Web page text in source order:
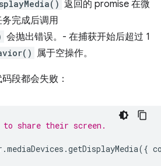
返回的 promise 在微
完成后调用
会抛出错误。- 在捕获开始后超过 1
属于空操作。
段都会失败：
share their screen.
.mediaDevices .getDisplayMedia({